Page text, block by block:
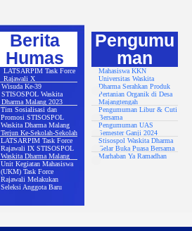
Berita
Humas
LATSARPIM Task Force
Rajawali X
Wisuda Ke-39
STISOSPOL Waskita
Dharma Malang 2023
Tim Sosialisasi dan
Promosi STISOSPOL
Waskita Dharma Malang
Terjun Ke-Sekolah-Sekolah
LATSARPIM Task Force
Rajawali IX STISOSPOL
Waskita Dharma Malang
Unit Kegiatan Mahasiswa
(UKM) Task Force
Rajawali Melakukan
Seleksi Anggota Baru
Pengumu
man
Mahasiswa KKN
Universitas Waskita
Dharma Serahkan Produk
Pertanian Organik di Desa
Majangtengah
Pengumuman Libur & Cuti
Bersama
Pengumuman UAS
Semester Ganji 2024
Stisospol Waskita Dharma
Gelar Buka Puasa Bersama
Marhaban Ya Ramadhan